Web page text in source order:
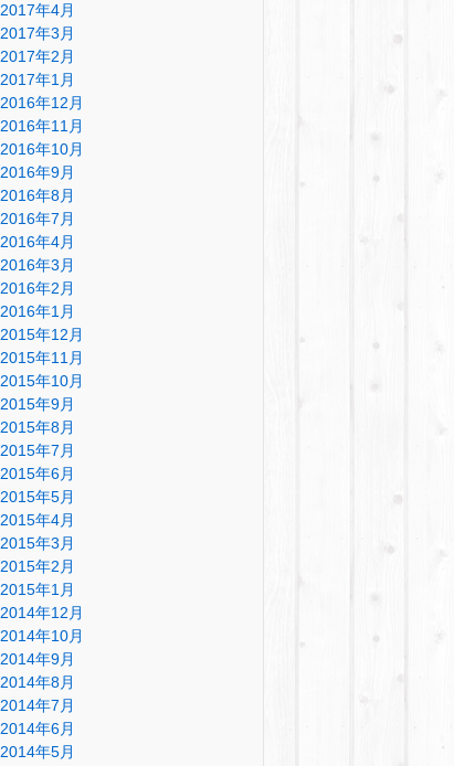
2017年4月
2017年3月
2017年2月
2017年1月
2016年12月
2016年11月
2016年10月
2016年9月
2016年8月
2016年7月
2016年4月
2016年3月
2016年2月
2016年1月
2015年12月
2015年11月
2015年10月
2015年9月
2015年8月
2015年7月
2015年6月
2015年5月
2015年4月
2015年3月
2015年2月
2015年1月
2014年12月
2014年10月
2014年9月
2014年8月
2014年7月
2014年6月
2014年5月